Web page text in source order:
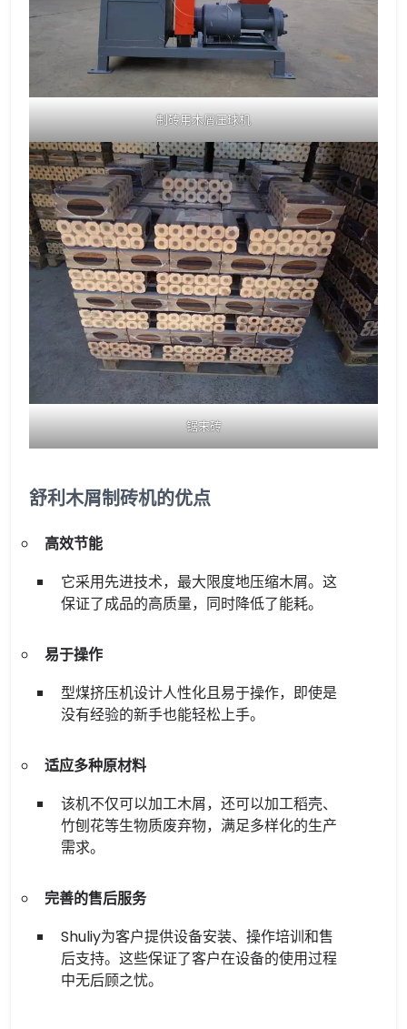
制砖用木屑压球机
锯末砖
舒利木屑制砖机的优点
高效节能
它采用先进技术，最大限度地压缩木屑。这
保证了成品的高质量，同时降低了能耗。
易于操作
型煤挤压机设计人性化且易于操作，即使是
没有经验的新手也能轻松上手。
适应多种原材料
该机不仅可以加工木屑，还可以加工稻壳、
竹刨花等生物质废弃物，满足多样化的生产
需求。
完善的售后服务
Shuliy为客户提供设备安装、操作培训和售
后支持。这些保证了客户在设备的使用过程
中无后顾之忧。